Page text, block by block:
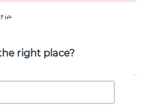
right place?